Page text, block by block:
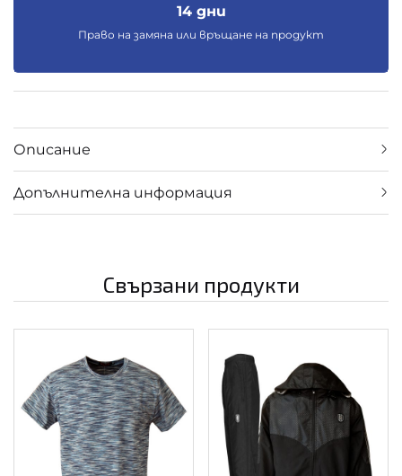
14 дни
Право на замяна или връщане на продукт
Описание
Допълнителна информация
Свързани продукти